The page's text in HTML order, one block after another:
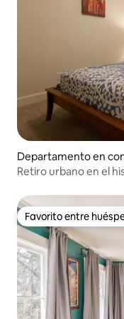
Departamento en
tland
Retiro urbano en el
Favorito entre
Favorito entre